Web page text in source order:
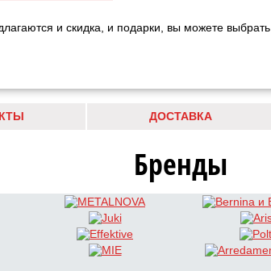
и скидка, и подарки, вы можете выбрать
ДОСТАВКА
Бренды